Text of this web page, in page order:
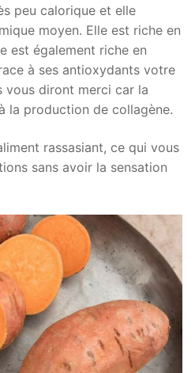
peu calorique et elle
moyen. Elle est riche en
est également riche en
à ses antioxydants votre
vous diront merci car la
la production de collagène.
rassasiant, ce qui vous
sans avoir la sensation